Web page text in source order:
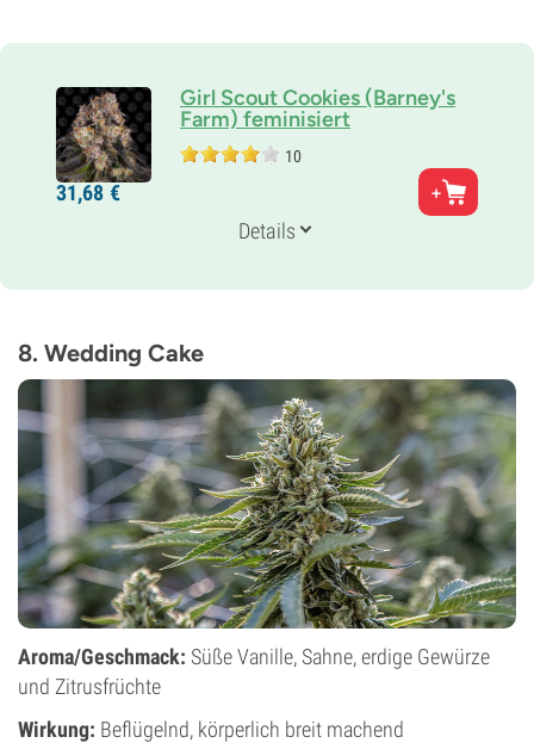
Girl Scout Cookies (Barney's
Farm) feminisiert
10
Eltern
OG Kush Strain x Durban Poison
30% Sativa
8-9 wochen
28%
CBD
Blütentyp
Photoperiodisch
31,68 €
Details
8. Wedding Cake
Aroma/Geschmack: Süße Vanille, Sahne, erdige Gewürze
und Zitrusfrüchte
Wirkung: Beflügelnd, körperlich breit machend